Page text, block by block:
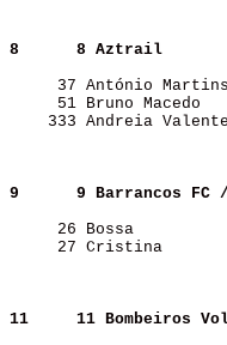
8 8
37 António
51 Bruno
333 Andreia
9 9
26 Bossa
27 Cristina
11 11 Bombeiros